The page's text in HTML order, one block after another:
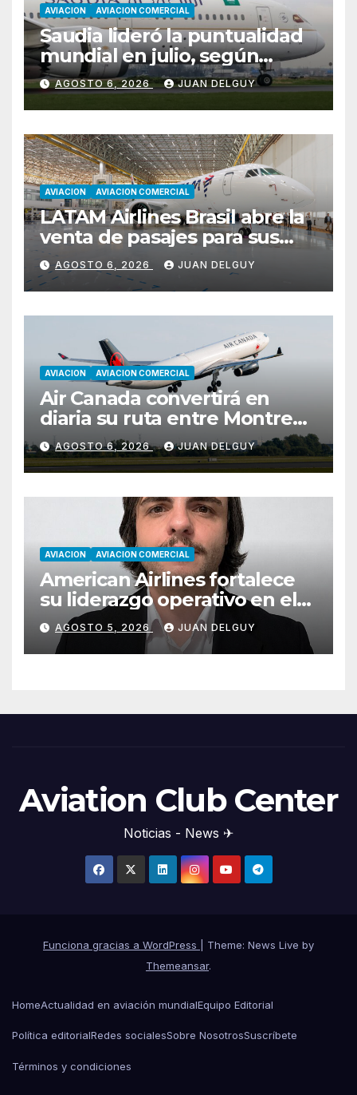
AVIACION AVIACION COMERCIAL
Saudia lideró la puntualidad
mundial en julio, según
Cirium
AGOSTO 6, 2026 JUAN DELGUY
AVIACION AVIACION COMERCIAL
LATAM Airlines Brasil abre la
venta de pasajes para sus
nuevos Embraer E195-E2 y
anuncia la expansión de su
red
AGOSTO 6, 2026 JUAN DELGUY
AVIACION AVIACION COMERCIAL
Air Canada convertirá en
diaria su ruta entre Montreal
y Ciudad de Guatemala
desde octubre
AGOSTO 6, 2026 JUAN DELGUY
AVIACION AVIACION COMERCIAL
American Airlines fortalece
su liderazgo operativo en el
Cono Sur con Luiz Laham
AGOSTO 5, 2026 JUAN DELGUY
Aviation Club Center
Noticias - News ✈
Funciona gracias a WordPress
Theme: News Live by
Themeansar.
HomeActualidad en aviación mundialEquipo Editorial
Política editorialRedes socialesSobre NosotrosSuscríbete
Términos y condiciones